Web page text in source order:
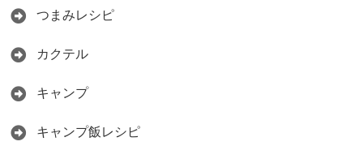
つまみレシピ
カクテル
キャンプ
キャンプ飯レシピ